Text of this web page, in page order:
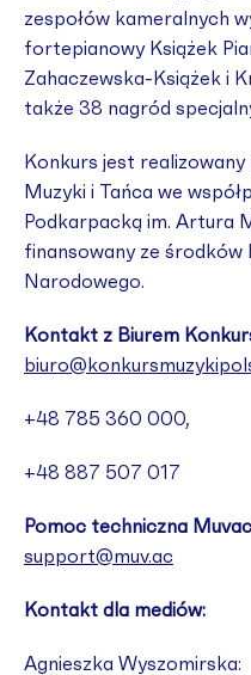
zespołów kameralnych
fortepianowy Książek
Zahaczewska-Książek i
także 38 nagród
Konkurs jest
Muzyki i Tańca we
Podkarpacką im. Artura
finansowany ze
Narodowego.
Kontakt z Biurem
+48 785 360 000,
+48 887 507 017
Pomoc techniczna
support@muv.ac
Kontakt dla mediów:
Agnieszka Wyszomirska: